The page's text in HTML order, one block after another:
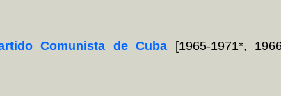
Comunista de Cuba [1965-1971*,